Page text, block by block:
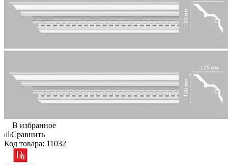
В избранное
Сравнить
Код товара: 11032